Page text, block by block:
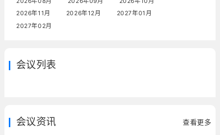
2026年11月
2026年12月
2027年01月
2027年02月
会议列表
会议资讯 查看更多